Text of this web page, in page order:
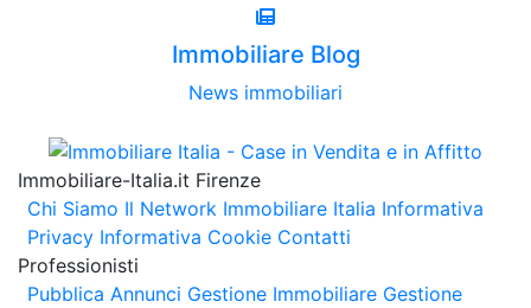
Immobiliare Blog
News immobiliari
Immobiliare-Italia.it Firenze
Chi Siamo Il Network Immobiliare Italia Informativa
Privacy Informativa Cookie Contatti
Professionisti
Pubblica Annunci Gestione Immobiliare Gestione